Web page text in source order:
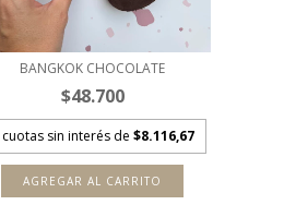
BANGKOK CHOCOLATE
$48.700
cuotas sin interés de $8.116,67
AGREGAR AL CARRITO